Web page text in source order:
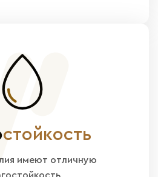
стойкость
имеют отличную